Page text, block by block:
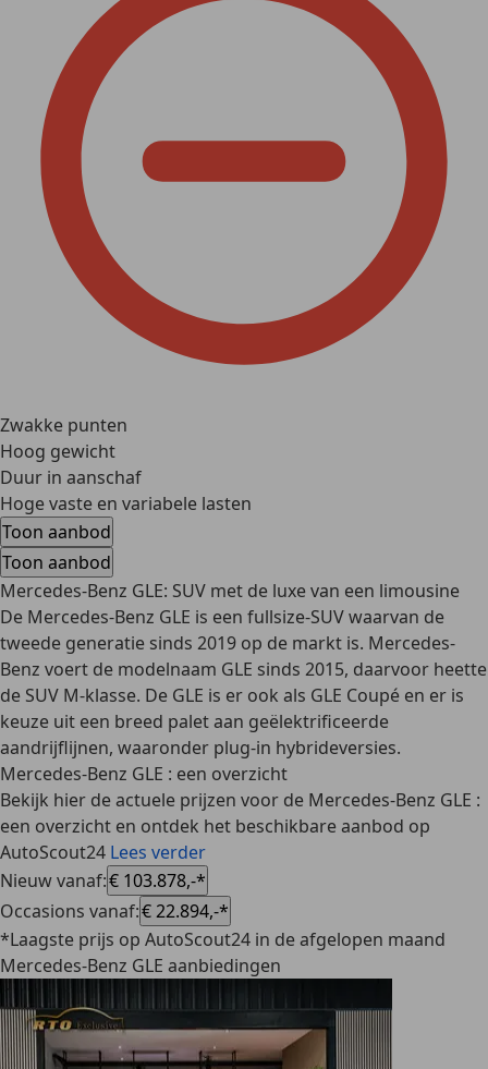
Zwakke punten
Hoog gewicht
Duur in aanschaf
Hoge vaste en variabele lasten
Toon aanbod
Toon aanbod
Mercedes-Benz GLE: SUV met de luxe van een limousine
De Mercedes-Benz GLE is een fullsize-SUV waarvan de
tweede generatie sinds 2019 op de markt is. Mercedes-
Benz voert de modelnaam GLE sinds 2015, daarvoor heette
de SUV M-klasse. De GLE is er ook als GLE Coupé en er is
keuze uit een breed palet aan geëlektrificeerde
aandrijflijnen, waaronder plug-in hybrideversies.
Mercedes-Benz GLE : een overzicht
Bekijk hier de actuele prijzen voor de Mercedes-Benz GLE :
een overzicht en ontdek het beschikbare aanbod op
AutoScout24 Lees verder
Nieuw vanaf:€ 103.878,-*
Occasions vanaf:€ 22.894,-*
*Laagste prijs op AutoScout24 in de afgelopen maand
Mercedes-Benz GLE aanbiedingen